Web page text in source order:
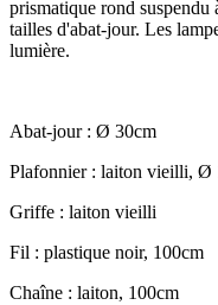
prismatique rond suspendu
tailles d'abat-jour. Les
lumière.
Abat-jour : Ø 30cm
Plafonnier : laiton vieilli, Ø
Griffe : laiton vieilli
Fil : plastique noir, 100cm
Chaîne : laiton, 100cm